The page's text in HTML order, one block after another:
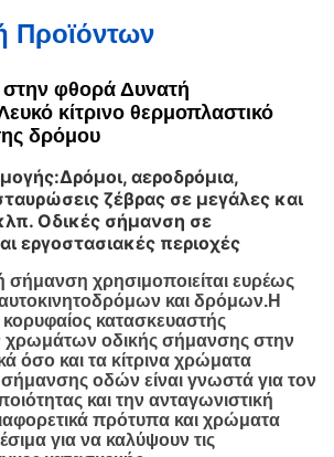
Προϊόντων
φθορά Δυνατή
κίτρινο θερμοπλαστικό
δρόμου
Δρόμοι, αεροδρόμια,
ζέβρας σε μεγάλες και
Οδικές σήμανση σε
εργοστασιακές περιοχές
σήμανση χρησιμοποιείται ευρέως
και δρόμων.Η
κορυφαίος κατασκευαστής
χρωμάτων οδικής σήμανσης στην
όσο και τα κίτρινα χρώματα
οδών είναι γνωστά για τον
και την ανταγωνιστική
πρότυπα και χρώματα
για να καλύψουν τις